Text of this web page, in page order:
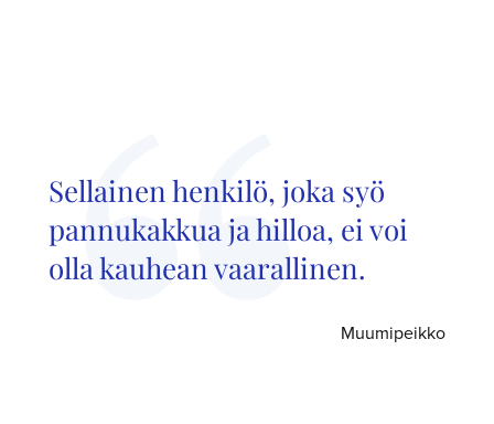
Sellainen henkilö, joka syö
pannukakkua ja hilloa, ei voi
olla kauhean vaarallinen.
Muumipeikko